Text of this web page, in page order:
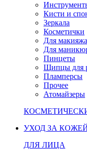
Кисти и
Зеркала
Косметички
Для макияжа
Для
Пинцеты
Щипцы для
Пламперсы
Прочее
Атомайзеры
УХОД ЗА
ДЛЯ ЛИЦА